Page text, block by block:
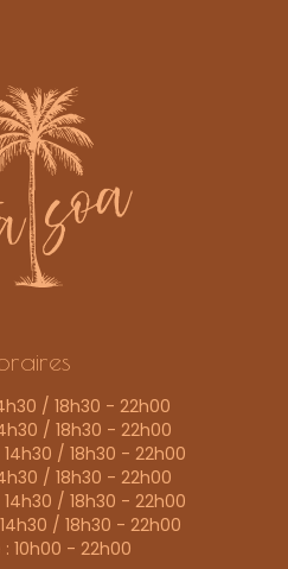
/ 18h30 - 22h00
/ 18h30 - 22h00
14h30 / 18h30 - 22h00
/ 18h30 - 22h00
14h30 / 18h30 - 22h00
/ 18h30 - 22h00
10h00 - 22h00